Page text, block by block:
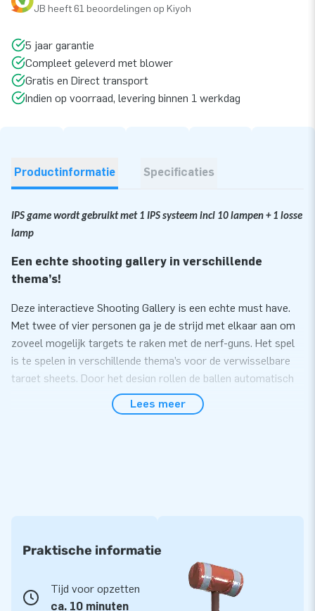
JB heeft 61 beoordelingen op Kiyoh
5 jaar garantie
Compleet geleverd met blower
Gratis en Direct transport
Indien op voorraad, levering binnen 1 werkdag
Productinformatie Specificaties
IPS game wordt gebruikt met 1 IPS systeem incl 10 lampen + 1 losse
lamp
Een echte shooting gallery in verschillende
thema’s!
Deze interactieve Shooting Gallery is een echte must have.
Met twee of vier personen ga je de strijd met elkaar aan om
zoveel mogelijk targets te raken met de nerf-guns. Het spel
is te spelen in verschillende thema’s voor de verwisselbare
target sheets. Door het design rollen de ballen automatisch
terug. De pistolen kunnen vastgekoppeld worden aan de
Compact, makkelijk op te zetten
De shooting gallery is perfect om in te zetten tijdens
evenementen, feestjes of sportactiviteiten. Zet de shooting
Lees meer
Praktische informatie
Tijd voor opzetten
ca. 10 minuten